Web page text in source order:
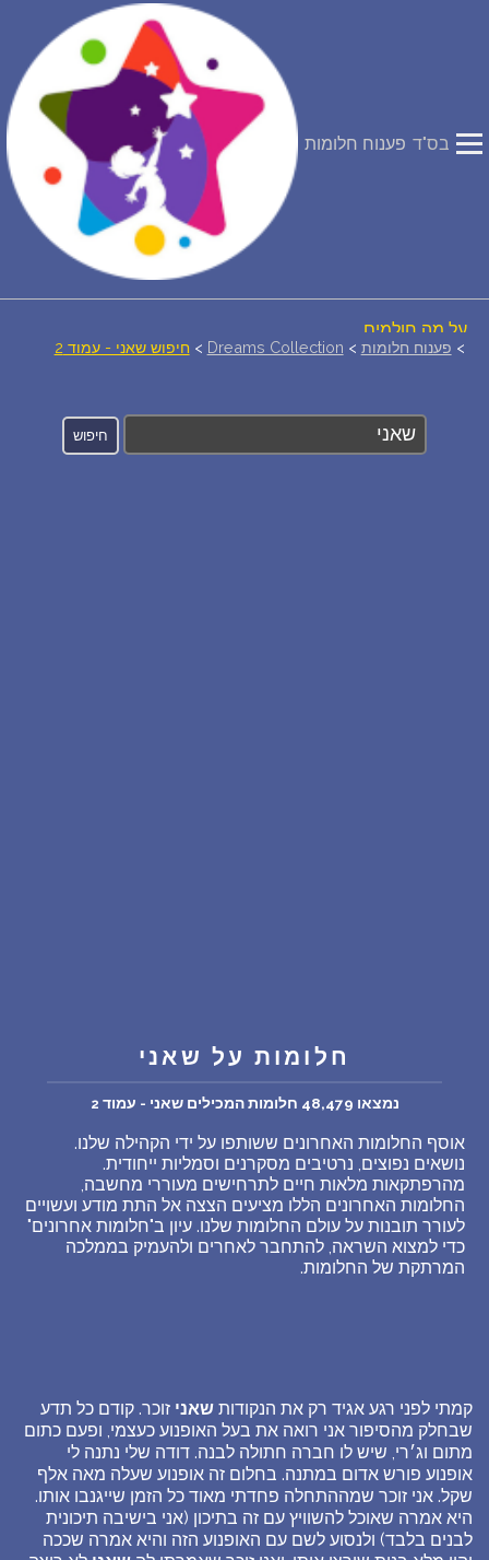
פענוח חלומות בס"ד
יומן החלומות שלך (0)
על מה חולמים
רכישת אוצר החלומות$
> פענוח חלומות >
Dreams Collection
> חיפוש שאני - עמוד 2
חלומות על שאני
נמצאו 48,479 חלומות המכילים שאני - עמוד 2
אוסף החלומות האחרונים ששותפו על ידי הקהילה שלנו.
נושאים נפוצים, נרטיבים מסקרנים וסמליות ייחודית.
מהרפתקאות מלאות חיים לתרחישים מעוררי מחשבה,
החלומות האחרונים הללו מציעים הצצה אל התת מודע ועשויים
לעורר תובנות על עולם החלומות שלנו. עיון ב"חלומות אחרונים"
כדי למצוא השראה, להתחבר לאחרים ולהעמיק בממלכה
המרתקת של החלומות.
קמתי לפני רגע אגיד רק את הנקודות שאני זוכר. קודם כל תדע
שבחלק מהסיפור אני רואה את בעל האופנוע כעצמי, ופעם כתום
מתום וג׳רי, שיש לו חברה חתולה לבנה. דודה שלי נתנה לי
אופנוע פורש אדום במתנה. בחלום זה אופנוע שעלה מאה אלף
שקל. אני זוכר שמההתחלה פחדתי מאוד כל הזמן שייגנבו אותו.
היא אמרה שאוכל להשוויץ עם זה בתיכון (אני בישיבה תיכונית
לבנים בלבד) ולנסוע לשם עם האופנוע הזה והיא אמרה שככה